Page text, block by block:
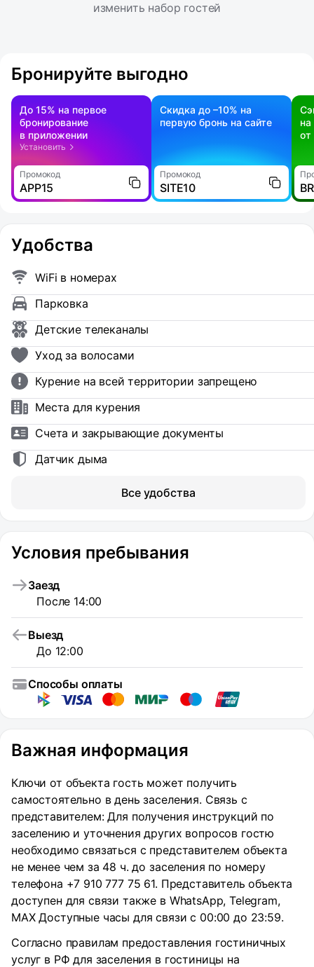
изменить набор гостей
Бронируйте выгодно
До 15% на первое
бронирование
в приложении
Установить
Промокод
APP15
Скидка до –10% на
первую бронь на сайте
Промокод
SITE10
на
Удобства
WiFi в номерах
Парковка
Детские телеканалы
Уход за волосами
Курение на всей территории запрещено
Места для курения
Счета и закрывающие документы
Датчик дыма
Все удобства
Условия пребывания
Заезд
После 14:00
Выезд
До 12:00
Способы оплаты
Важная информация
Ключи от объекта гость может получить
самостоятельно в день заселения. Связь с
представителем: Для получения инструкций по
заселению и уточнения других вопросов гостю
необходимо связаться с представителем объекта
не менее чем за 48 ч. до заселения по номеру
телефона +7 910 777 75 61. Представитель объекта
доступен для связи также в WhatsApp, Telegram,
MAX Доступные часы для связи с 00:00 до 23:59.
Согласно правилам предоставления гостиничных
услуг в РФ для заселения в гостиницы на